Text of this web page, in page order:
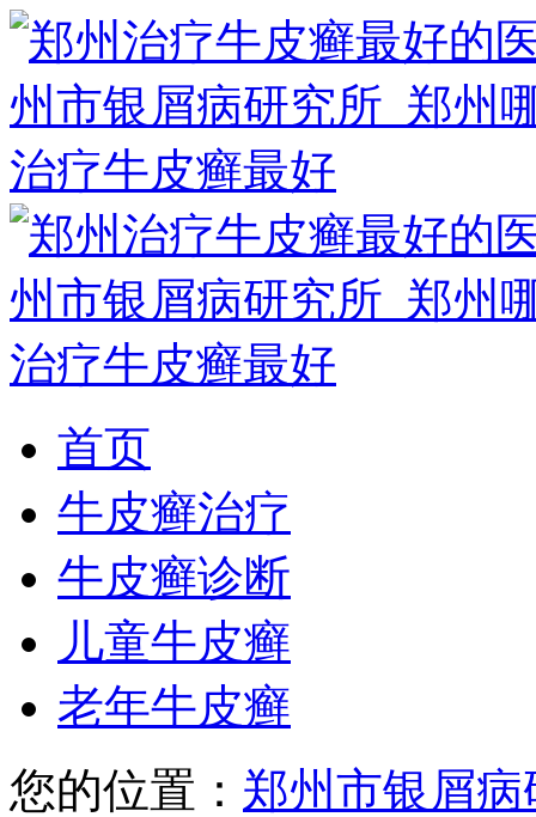
首页
牛皮癣治疗
牛皮癣诊断
儿童牛皮癣
老年牛皮癣
您的位置： 郑州市银屑病